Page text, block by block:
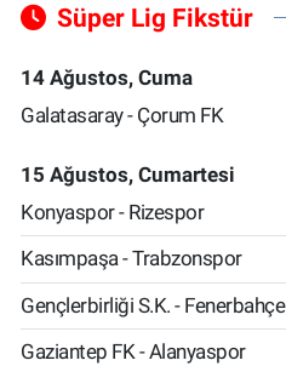
Süper Lig Fikstür
14 Ağustos, Cuma
Galatasaray - Çorum FK
15 Ağustos, Cumartesi
Konyaspor - Rizespor
Kasımpaşa - Trabzonspor
Gençlerbirliği S.K. - Fenerbahçe
Gaziantep FK - Alanyaspor